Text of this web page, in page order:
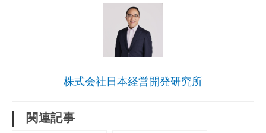
株式会社日本経営開発研究所
関連記事